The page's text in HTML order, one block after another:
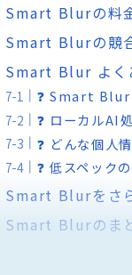
Smart Blurの料
Smart Blurの競
Smart Blur よく
❓ Smart Blur
❓ ローカルAI
❓ どんな個人
❓ 低スペック
Smart Blurをさ
Smart Blurのま